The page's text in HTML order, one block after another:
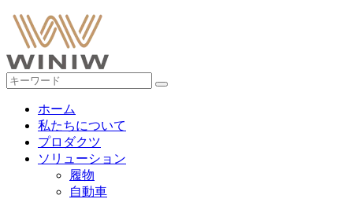
ホーム
私たちについて
プロダクツ
ソリューション
履物
自動車